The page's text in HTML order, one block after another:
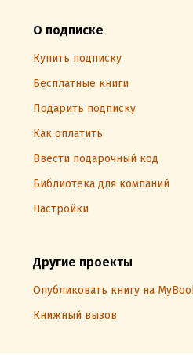
О подписке
Купить подписку
Бесплатные книги
Подарить подписку
Как оплатить
Ввести подарочный код
Библиотека для компаний
Настройки
Другие проекты
Опубликовать книгу на
Книжный вызов